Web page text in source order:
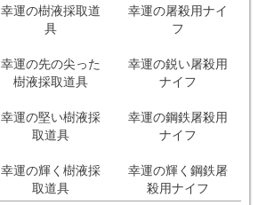
幸運の樹液採取道
具
幸運の先の尖った
樹液採取道具
幸運の堅い樹液採
取道具
幸運の輝く樹液採
取道具
幸運の屠殺用ナイ
フ
幸運の鋭い屠殺用
ナイフ
幸運の鋼鉄屠殺用
ナイフ
幸運の輝く鋼鉄屠
殺用ナイフ